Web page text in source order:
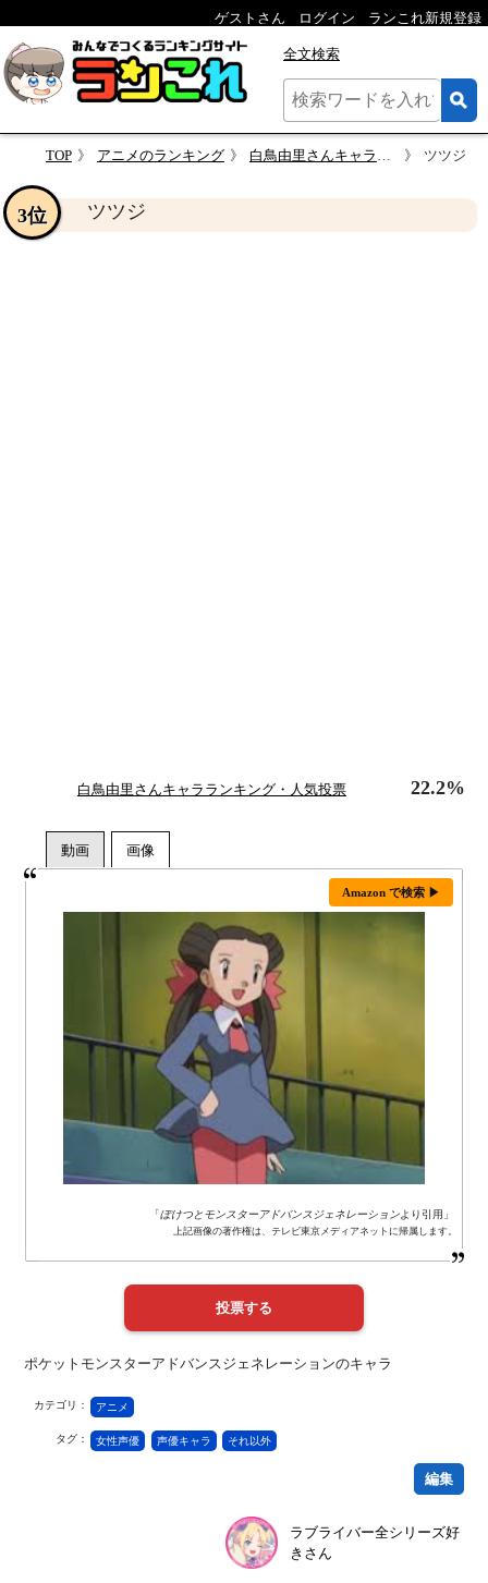
ゲストさん ログイン ランこれ新規登録
全文検索
TOP アニメのランキング 白鳥由里さんキャラランキング・人気投票 ツツジ
ツツジ
3位
白鳥由里さんキャラランキング・人気投票 22.2%
Amazon で検索 ▶
「ぽけつとモンスターアドバンスジェネレーションより引用」
上記画像の著作権は、テレビ東京メディアネットに帰属します。
ポケットモンスターアドバンスジェネレーションのキャラ
カテゴリ： アニメ
タグ： 女性声優 声優キャラ それ以外
編集
ラブライバー全シリーズ好
きさん